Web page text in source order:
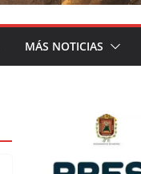
MÁS NOTICIAS